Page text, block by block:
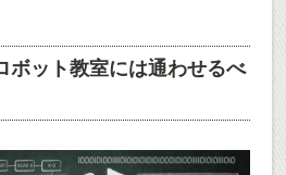
ボット教室には通わせるべ